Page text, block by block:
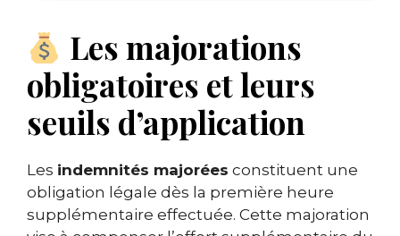
Les majorations
obligatoires et leurs
seuils d’application
Les indemnités majorées constituent une
obligation légale dès la première heure
supplémentaire effectuée. Cette majoration